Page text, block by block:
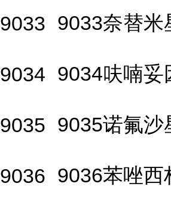
9033 9033奈替米
9034 9034呋喃妥
9035 9035诺氟沙
9036 9036苯唑西